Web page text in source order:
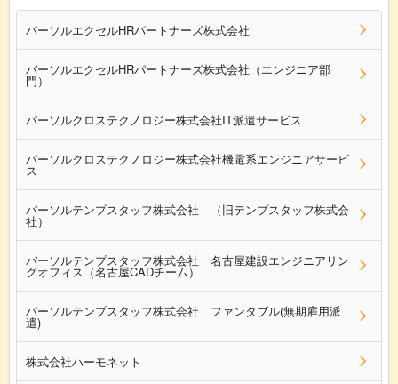
パーソルエクセルHRパートナーズ株式会社
パーソルエクセルHRパートナーズ株式会社（エンジニア部
門）
パーソルクロステクノロジー株式会社IT派遣サービス
パーソルクロステクノロジー株式会社機電系エンジニアサービ
ス
パーソルテンプスタッフ株式会社 （旧テンプスタッフ株式会
社）
パーソルテンプスタッフ株式会社 名古屋建設エンジニアリン
グオフィス（名古屋CADチーム）
パーソルテンプスタッフ株式会社 ファンタブル(無期雇用派
遣)
株式会社ハーモネット